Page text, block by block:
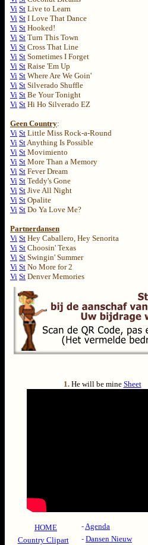
Vi St Live to Learn
Vi St I Love That Dance
Vi St Hooked!
Vi St Turn This Town
Vi St Cross That Line
Vi St Sometimes I Forget
Vi St Raise 'Em Up
Vi St Where Are We Goin'
Vi St Silverado Shuffle
Vi St Be Your Tonight
Vi St Hi Ho Silverado EZ
Geen Country:
Vi St Little Miss Rock-a-Round
Vi StAnything Is Possible
Vi St Movimiento
Vi St More Than a Memory
Vi St Fever Dream
Vi St Teddy's Gone
Vi St Jive All Night
Vi St Opalite
Vi St Do Ya Love Me?
Partnerdansen
Vi St Hey Caballero, Hey Senorita
Vi St Choosin' Texas
Vi St Swingin' Summer
Vi St No More for 2
Vi St Denver Memories
1. He will be mine Sheet
HOME -Agenda
Country Clipart
- Dansen Nieuw